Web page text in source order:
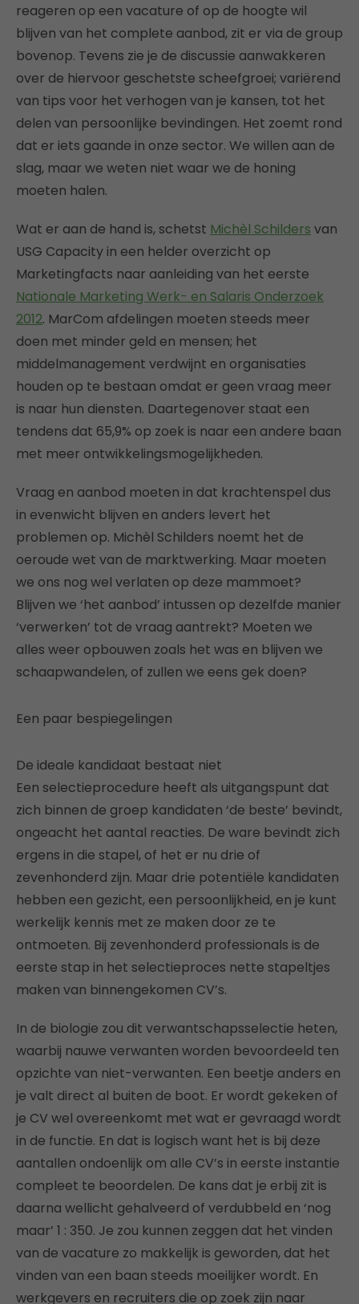
reageren op een vacature of op de hoogte wil
blijven van het complete aanbod, zit er via de group
bovenop. Tevens zie je de discussie aanwakkeren
over de hiervoor geschetste scheefgroei; variërend
van tips voor het verhogen van je kansen, tot het
delen van persoonlijke bevindingen. Het zoemt rond
dat er iets gaande in onze sector. We willen aan de
slag, maar we weten niet waar we de honing
moeten halen.
Wat er aan de hand is, schetst Michèl Schilders van
USG Capacity in een helder overzicht op
Marketingfacts naar aanleiding van het eerste
Nationale Marketing Werk- en Salaris Onderzoek
2012. MarCom afdelingen moeten steeds meer
doen met minder geld en mensen; het
middelmanagement verdwijnt en organisaties
houden op te bestaan omdat er geen vraag meer
is naar hun diensten. Daartegenover staat een
tendens dat 65,9% op zoek is naar een andere baan
met meer ontwikkelingsmogelijkheden.
Vraag en aanbod moeten in dat krachtenspel dus
in evenwicht blijven en anders levert het
problemen op. Michèl Schilders noemt het de
oeroude wet van de marktwerking. Maar moeten
we ons nog wel verlaten op deze mammoet?
Blijven we ‘het aanbod’ intussen op dezelfde manier
‘verwerken’ tot de vraag aantrekt? Moeten we
alles weer opbouwen zoals het was en blijven we
schaapwandelen, of zullen we eens gek doen?
Een paar bespiegelingen
De ideale kandidaat bestaat niet
Een selectieprocedure heeft als uitgangspunt dat
zich binnen de groep kandidaten ‘de beste’ bevindt,
ongeacht het aantal reacties. De ware bevindt zich
ergens in die stapel, of het er nu drie of
zevenhonderd zijn. Maar drie potentiële kandidaten
hebben een gezicht, een persoonlijkheid, en je kunt
werkelijk kennis met ze maken door ze te
ontmoeten. Bij zevenhonderd professionals is de
eerste stap in het selectieproces nette stapeltjes
maken van binnengekomen CV’s.
In de biologie zou dit verwantschapsselectie heten,
waarbij nauwe verwanten worden bevoordeeld ten
opzichte van niet-verwanten. Een beetje anders en
je valt direct al buiten de boot. Er wordt gekeken of
je CV wel overeenkomt met wat er gevraagd wordt
in de functie. En dat is logisch want het is bij deze
aantallen ondoenlijk om alle CV’s in eerste instantie
compleet te beoordelen. De kans dat je erbij zit is
daarna wellicht gehalveerd of verdubbeld en ‘nog
maar’ 1 : 350. Je zou kunnen zeggen dat het vinden
van de vacature zo makkelijk is geworden, dat het
vinden van een baan steeds moeilijker wordt. En
werkgevers en recruiters die op zoek zijn naar